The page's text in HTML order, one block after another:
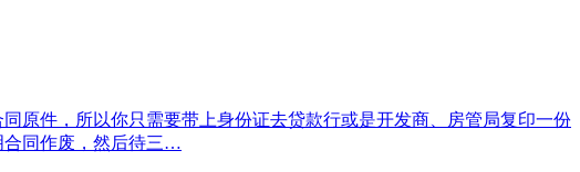
，所以你只需要带上身份证去贷款行或是开发商、房管局复印一份
同作废，然后待三…